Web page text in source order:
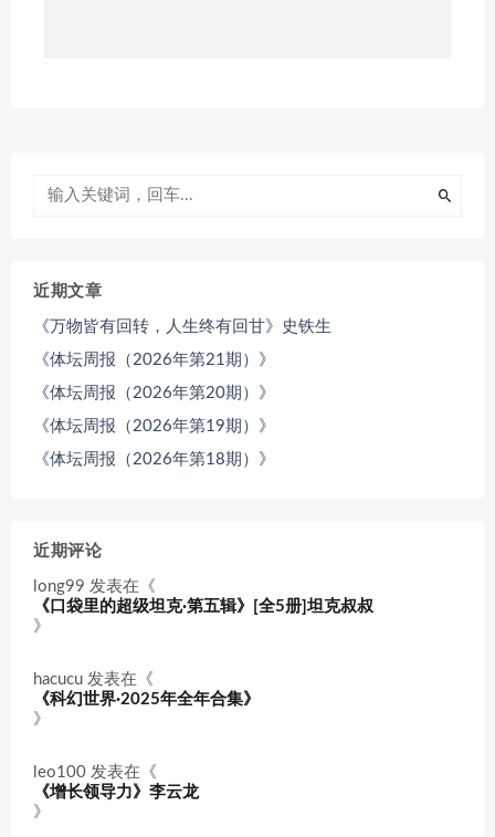
近期文章
《万物皆有回转，人生终有回甘》史铁生
《体坛周报（2026年第21期）》
《体坛周报（2026年第20期）》
《体坛周报（2026年第19期）》
《体坛周报（2026年第18期）》
近期评论
long99 发表在《
《口袋里的超级坦克·第五辑》[全5册]坦克叔叔
》
hacucu 发表在《
《科幻世界·2025年全年合集》
》
leo100 发表在《
《增长领导力》李云龙
》